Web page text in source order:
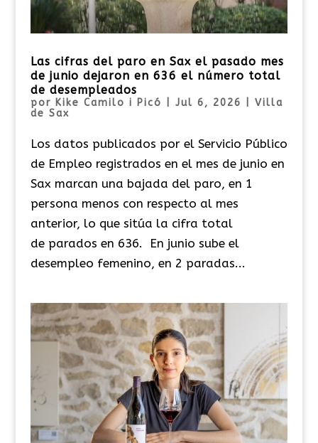
Las cifras del paro en Sax el pasado mes
de junio dejaron en 636 el número total
de desempleados
por Kike Camilo i Picó Jul 6, 2026
Villa
de Sax
Los datos publicados por el Servicio Público
de Empleo registrados en el mes de junio en
Sax marcan una bajada del paro, en 1
persona menos con respecto al mes
anterior, lo que sitúa la cifra total
de parados en 636. En junio sube el
desempleo femenino, en 2 paradas...